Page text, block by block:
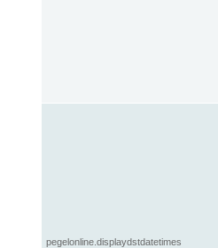
pegelonline.displaydstdatetimes